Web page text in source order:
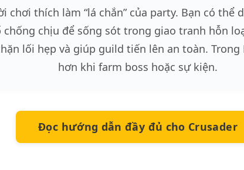
chơi thích làm “lá chắn” của party. Bạn có thể
chịu để sống sót trong giao tranh hỗn
lối hẹp và giúp guild tiến lên an toàn. Trong
hơn khi farm boss hoặc sự kiện.
Đọc hướng dẫn đầy đủ cho Crusader